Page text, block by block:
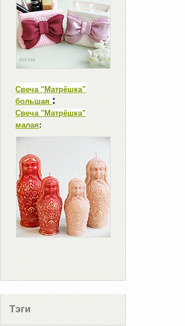
Свеча "Матрёшка"
большая :
Свеча "Матрёшка"
малая:
Тэги